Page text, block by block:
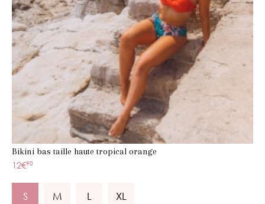
Bikini bas taille haute tropical orange
12€90
S M L XL